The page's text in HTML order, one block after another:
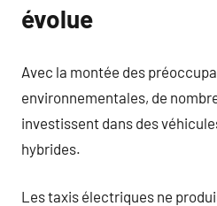
évolue
Avec la montée des
environnementales, de
investissent dans des
hybrides.
Les taxis électriques ne